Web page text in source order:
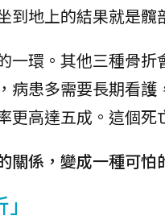
地上的結果就是髖
一環。其他三種骨
病患多需要長期看
更高達五成。這個死
關係，變成一種可怕